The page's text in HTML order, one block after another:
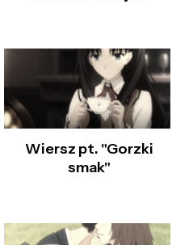
Wiersz pt. "Gorzki
smak"